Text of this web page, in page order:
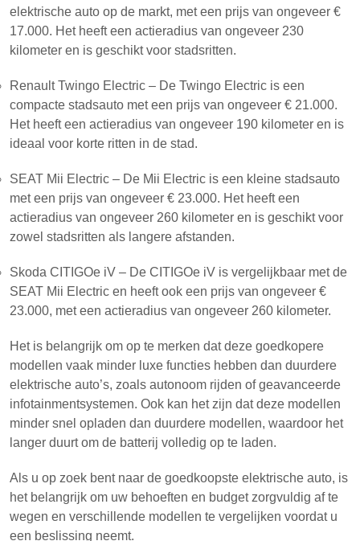
elektrische auto op de markt, met een prijs van ongeveer €
17.000. Het heeft een actieradius van ongeveer 230
kilometer en is geschikt voor stadsritten.
Renault Twingo Electric – De Twingo Electric is een
compacte stadsauto met een prijs van ongeveer € 21.000.
Het heeft een actieradius van ongeveer 190 kilometer en is
ideaal voor korte ritten in de stad.
SEAT Mii Electric – De Mii Electric is een kleine stadsauto
met een prijs van ongeveer € 23.000. Het heeft een
actieradius van ongeveer 260 kilometer en is geschikt voor
zowel stadsritten als langere afstanden.
Skoda CITIGOe iV – De CITIGOe iV is vergelijkbaar met de
SEAT Mii Electric en heeft ook een prijs van ongeveer €
23.000, met een actieradius van ongeveer 260 kilometer.
Het is belangrijk om op te merken dat deze goedkopere
modellen vaak minder luxe functies hebben dan duurdere
elektrische auto’s, zoals autonoom rijden of geavanceerde
infotainmentsystemen. Ook kan het zijn dat deze modellen
minder snel opladen dan duurdere modellen, waardoor het
langer duurt om de batterij volledig op te laden.
Als u op zoek bent naar de goedkoopste elektrische auto, is
het belangrijk om uw behoeften en budget zorgvuldig af te
wegen en verschillende modellen te vergelijken voordat u
een beslissing neemt.